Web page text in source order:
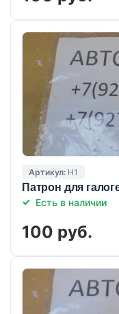
Артикул: Н1
Патрон для
Есть в наличии
100 руб.